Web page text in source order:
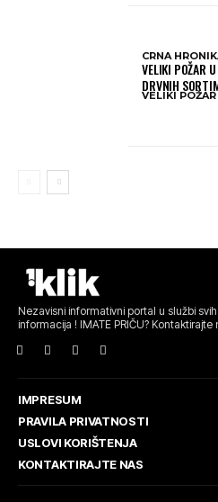
CRNA
VELIKI POŽAR
DRVNIH
VELIKI POŽAR
Nezavisni informativni portal u službi
informacija ! IMATE PRIČU? Kontaktirajte
IMPRESUM
PRAVILA PRIVATNOSTI
USLOVI KORIŠTENJA
KONTAKTIRAJTE NAS